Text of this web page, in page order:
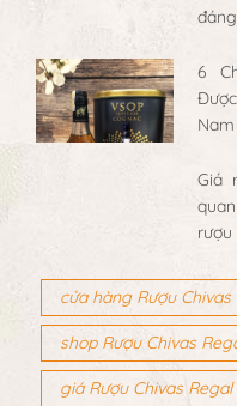
6
Nam
Giá
rượu
cửa hàng Rượu
shop Rượu Chivas
giá Rượu Chivas